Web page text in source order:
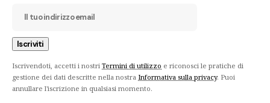
Iscrivendoti, accetti i nostri Termini di utilizzo e riconosci le pratiche di
gestione dei dati descritte nella nostra Informativa sulla privacy. Puoi
annullare l'iscrizione in qualsiasi momento.